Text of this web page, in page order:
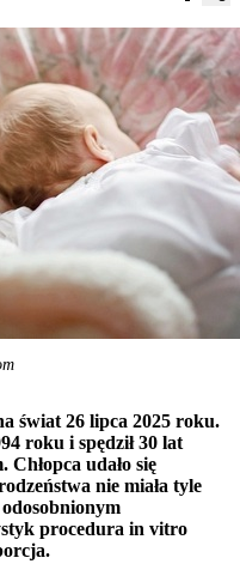
świat 26 lipca 2025 roku.
roku i spędził 30 lat
udało się
nie miała tyle
procedura in vitro